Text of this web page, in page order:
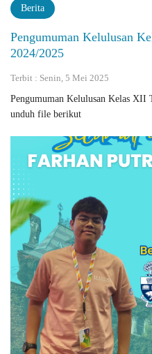
Berita
Pengumuman Kelulusan
2024/2025
Terbit : Senin, 5 Mei 2025
Pengumuman Kelulusan Kelas XII
unduh file berikut